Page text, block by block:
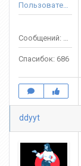
Пользователь
Сообщений: 3688
Спасибок: 686
ddyyt